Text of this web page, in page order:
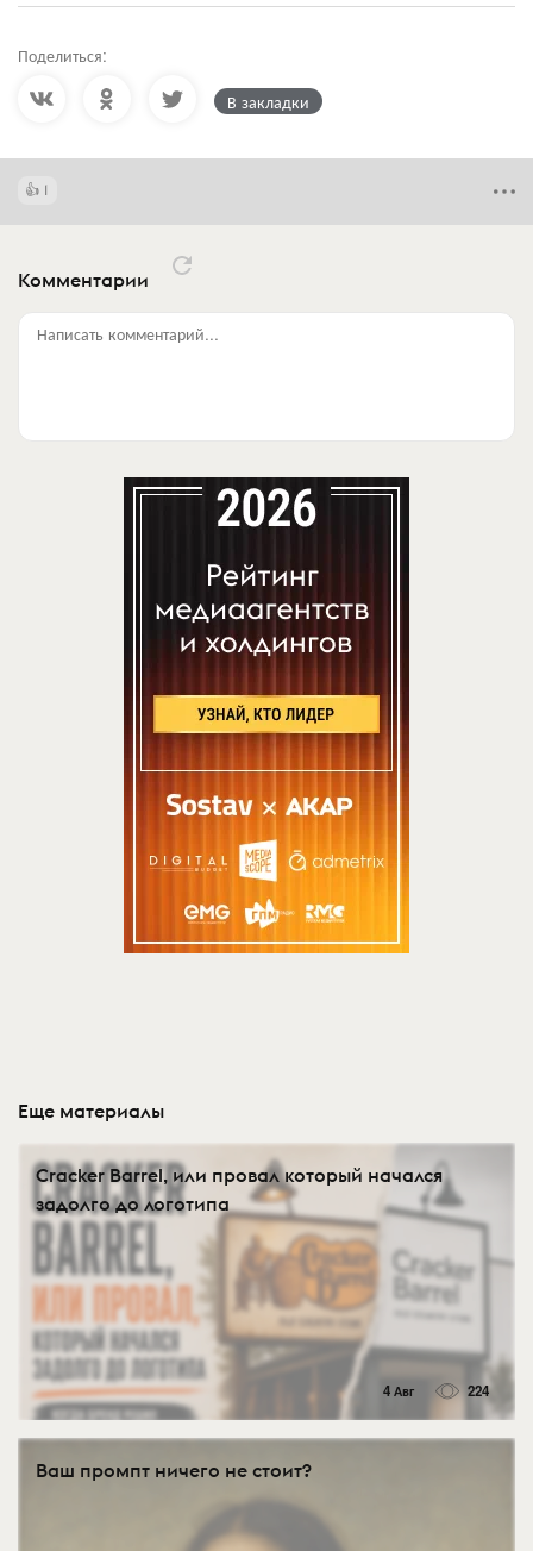
Поделиться:
В закладки
1
Комментарии
Написать комментарий...
Еще материалы
Cracker Barrel, или провал который начался
задолго до логотипа
4 Авг 224
Ваш промпт ничего не стоит?